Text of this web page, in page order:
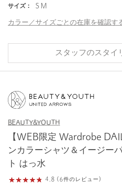
サイズ： S M
カラー／サイズごとの在庫を確認す
スタッフのスタイ
BEAUTY&YOUTH
【WEB限定 Wardrobe
ンカラーシャツ＆イージー
ト はっ水
4.8 (6件のレビュー)